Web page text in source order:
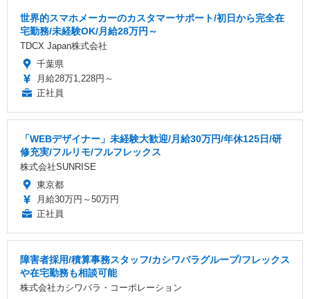
世界的スマホメーカーのカスタマーサポート/初日から完全在
宅勤務/未経験OK/月給28万円～
TDCX Japan株式会社
千葉県
月給28万1,228円～
正社員
「WEBデザイナー」未経験大歓迎/月給30万円/年休125日/研
修充実/フルリモ/フルフレックス
株式会社SUNRISE
東京都
月給30万円～50万円
正社員
障害者採用/積算事務スタッフ/カシワバラグループ/フレックス
や在宅勤務も相談可能
株式会社カシワバラ・コーポレーション